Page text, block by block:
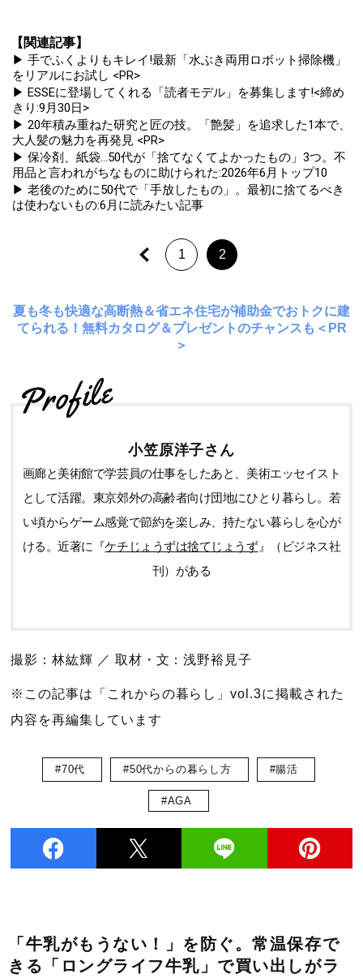
【関連記事】
▶ 手でふくよりもキレイ!最新「水ぶき両用ロボット掃除機」
をリアルにお試し <PR>
▶ ESSEに登場してくれる「読者モデル」を募集します!<締め
きり:9月30日>
▶ 20年積み重ねた研究と匠の技。「艶髪」を追求した1本で、
大人髪の魅力を再発見 <PR>
▶ 保冷剤、紙袋...50代が「捨てなくてよかったもの」3つ。不
用品と言われがちなものに助けられた:2026年6月トップ10
▶ 老後のために50代で「手放したもの」。最初に捨てるべき
は使わないもの:6月に読みたい記事
1 2
夏も冬も快適な高断熱＆省エネ住宅が補助金でおトクに建
てられる！無料カタログ＆プレゼントのチャンスも＜PR
＞
小笠原洋子さん
画廊と美術館で学芸員の仕事をしたあと、美術エッセイスト
として活躍。東京郊外の高齢者向け団地にひとり暮らし。若
い頃からゲーム感覚で節約を楽しみ、持たない暮らしを心が
ける。近著に『ケチじょうずは捨てじょうず』（ビジネス社
刊）がある
撮影：林紘輝 ／ 取材・文：浅野裕見子
※この記事は「これからの暮らし」vol.3に掲載された
内容を再編集しています
#70代 #50代からの暮らし方 #腸活
#AGA
「牛乳がもうない！」を防ぐ。常温保存で
きる「ロングライフ牛乳」で買い出しがラ